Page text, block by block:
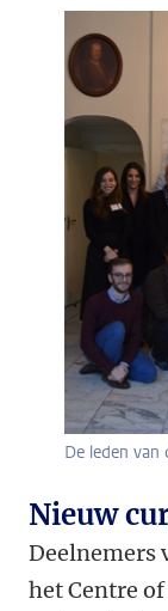
De leden van
Nieuw
Deelnemers
het Centre